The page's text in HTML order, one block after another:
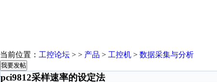
当前位置： 工控论坛 > > 产品 > 工控机 > 数据采集与分析
我要发帖
pci9812采样速率的设定法